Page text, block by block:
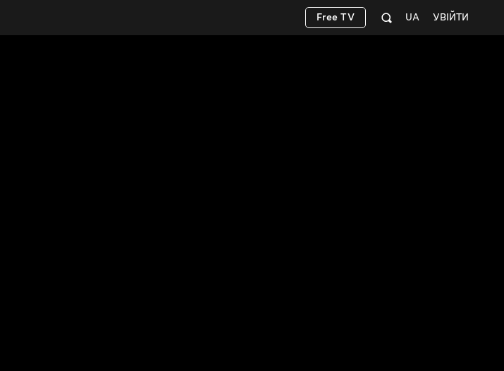
УВІЙТИ
UA
Free TV